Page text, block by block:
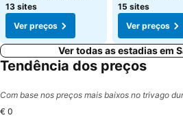
13 sites
Ver preços
15 sites
Ver preços
Ver todas as estadias em
Tendência dos preços
Com base nos preços mais baixos no trivago
€ 0